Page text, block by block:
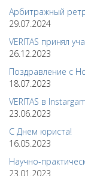
Арбитражный
29.07.2024
VERITAS принял
26.12.2023
Поздравление с
18.07.2023
VERITAS в
23.06.2023
С Днем юриста!
16.05.2023
Научно-
23.01.2023